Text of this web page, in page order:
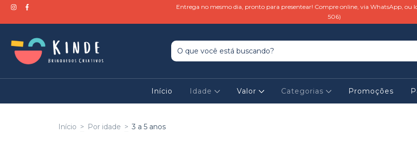
Entrega no mesmo dia, pronto para presentear! Compre online, via WhatsApp, ou
506)
Início Idade Valor Categorias Promoções
Início > Por idade > 3 a 5 anos